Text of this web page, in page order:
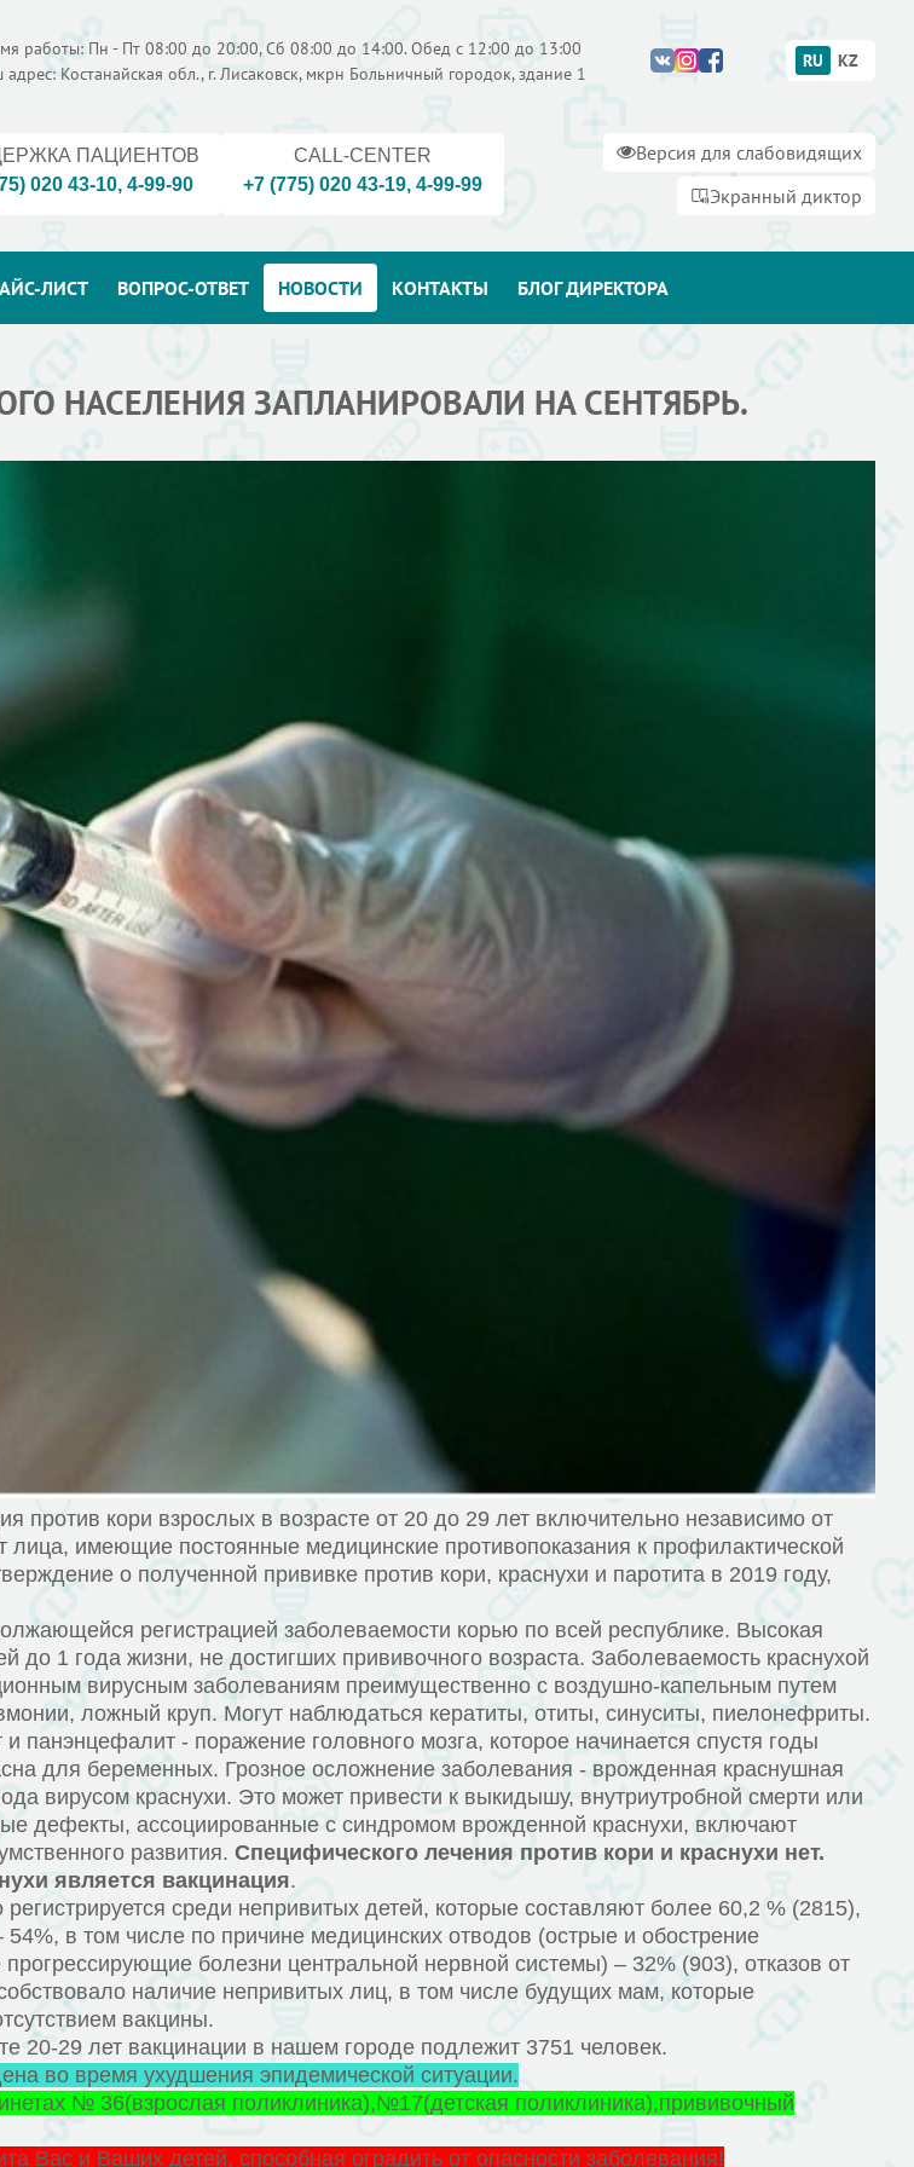
работы: Пн - Пт 08:00 до 20:00, Сб 08:00 до 14:00. Обед с 12:00 до 13:00
адрес: Костанайская обл., г. Лисаковск, мкрн Больничный городок, здание 1
RU KZ
ПАЦИЕНТОВ
020 43-10, 4-99-90
CALL-CENTER
+7 (775) 020 43-19, 4-99-99
Версия для слабовидящих
Экранный диктор
ЛИСТ ВОПРОС-ОТВЕТ НОВОСТИ КОНТАКТЫ БЛОГ ДИРЕКТОРА
НАСЕЛЕНИЯ ЗАПЛАНИРОВАЛИ НА СЕНТЯБРЬ.
против кори взрослых в возрасте от 20 до 29 лет включительно независимо от
имеющие постоянные медицинские противопоказания к профилактической
о полученной прививке против кори, краснухи и паротита в 2019 году,
регистрацией заболеваемости корью по всей республике. Высокая
до 1 года жизни, не достигших прививочного возраста. Заболеваемость краснухой
вирусным заболеваниям преимущественно с воздушно-капельным путем
ложный круп. Могут наблюдаться кератиты, отиты, синуситы, пиелонефриты.
- поражение головного мозга, которое начинается спустя годы
для беременных. Грозное осложнение заболевания - врожденная краснушная
вирусом краснухи. Это может привести к выкидышу, внутриутробной смерти или
дефекты, ассоциированные с синдромом врожденной краснухи, включают
развития. Специфического лечения против кори и краснухи нет.
является вакцинация.
среди непривитых детей, которые составляют более 60,2 % (2815),
в том числе по причине медицинских отводов (острые и обострение
болезни центральной нервной системы) – 32% (903), отказов от
наличие непривитых лиц, в том числе будущих мам, которые
вакцины.
20-29 лет вакцинации в нашем городе подлежит 3751 человек.
во время ухудшения эпидемической ситуации.
№ 36(взрослая поликлиника),№17(детская поликлиника),прививочный
Вас и Ваших детей, способная оградить от опасности заболевания!